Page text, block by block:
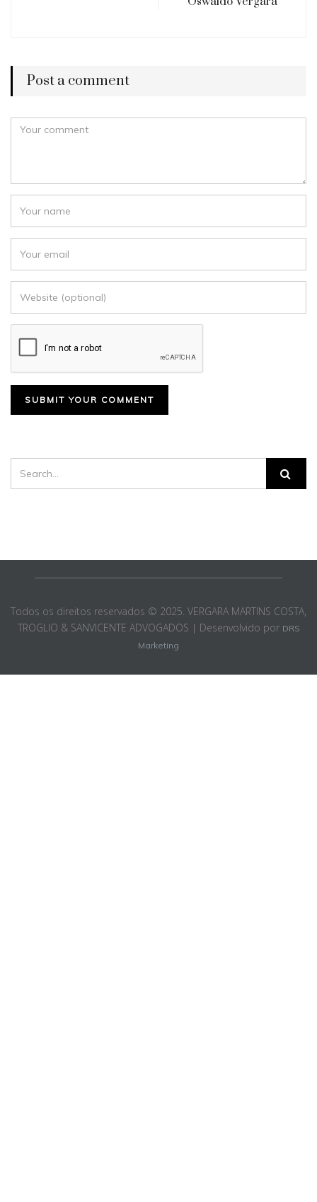
Post a comment
Todos os direitos reservados © 2025. VERGARA MARTINS COSTA,
TROGLIO & SANVICENTE ADVOGADOS | Desenvolvido por DRS
Marketing